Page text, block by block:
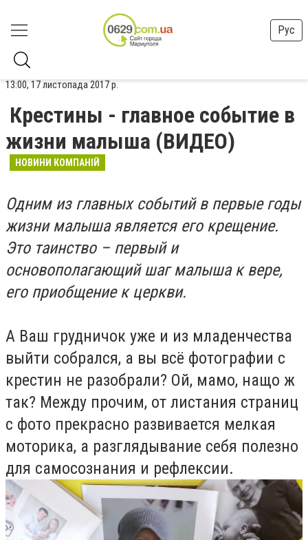
Рус
13:00, 17 листопада 2017 р.
Крестины - главное событие в
жизни малыша (ВИДЕО)
НОВИНИ КОМПАНІЙ
Одним из главных событий в первые годы
жизни малыша является его крещение.
Это таинство – первый и
основополагающий шаг малыша к вере,
его приобщение к церкви.
А Ваш грудничок уже и из младенчества
выйти собрался, а вы всё фотографии с
крестин не разобрали? Ой, мамо, нащо ж
так? Между прочим, от листания страниц
с фото прекрасно развивается мелкая
моторика, а разглядывание себя полезно
для самосознания и рефлексии.